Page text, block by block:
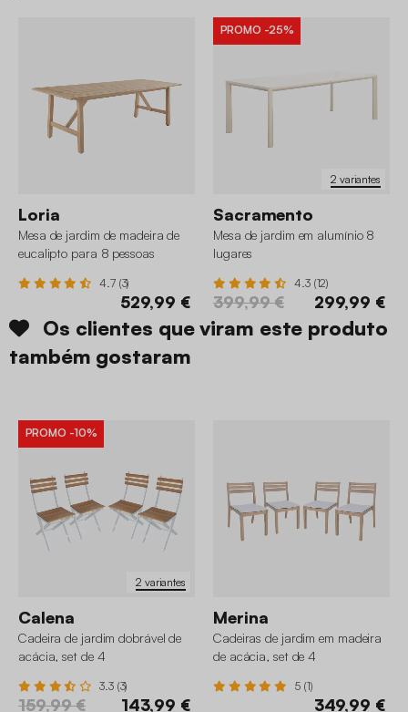
Loria
Mesa de jardim de madeira de
eucalipto para 8 pessoas
4.7 (3)
529,99 €
2 variantes
PROMO -25%
Sacramento
Mesa de jardim em alumínio 8
lugares
4.3 (12)
399,99 € 299,99 €
Os clientes que viram este produto
também gostaram
2 variantes
PROMO -10%
Calena
Cadeira de jardim dobrável de
acácia, set de 4
3.3 (3)
159,99 € 143,99 €
Merina
Cadeiras de jardim em madeira
de acácia, set de 4
5 (1)
349,99 €